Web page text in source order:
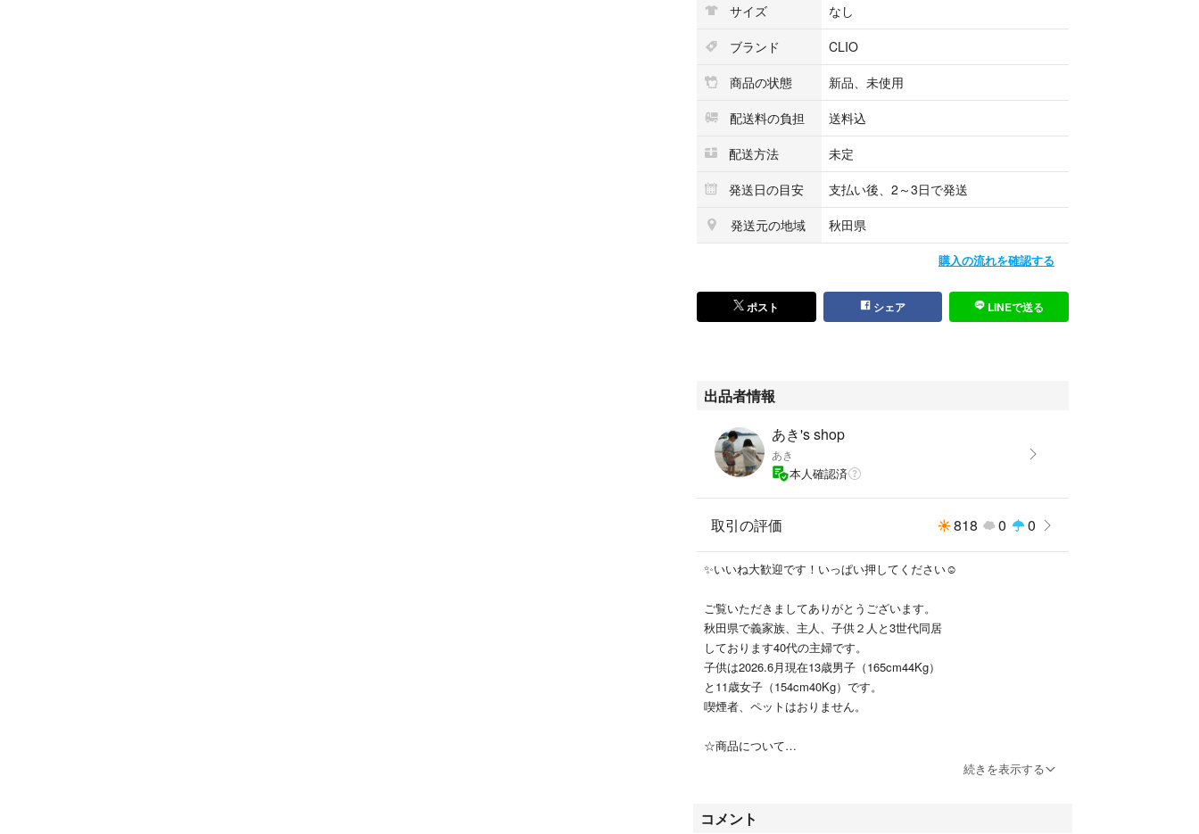
2026.5.1サイズ
なし
ブランド
CLIO
商品の状態
新品、未使用
配送料の負担
送料込
配送方法
未定
発送日の目安
支払い後、2～3日で発送
発送元の地域
秋田県
購入の流れを確認する
ポスト シェア LINEで送る
出品者情報
あき's shop
あき
本人確認済
取引の評価 818 0 0
✨いいね大歓迎です！いっぱい押してください☺︎
ご覧いただきましてありがとうございます。
秋田県で義家族、主人、子供２人と3世代同居
しております40代の主婦です。
子供は2026.6月現在13歳男子（165cm44Kg）
と11歳女子（154cm40Kg）です。
喫煙者、ペットはおりません。
☆商品について
自宅保管であり、殆どが中古でありますことを
続きを表示する
コメント